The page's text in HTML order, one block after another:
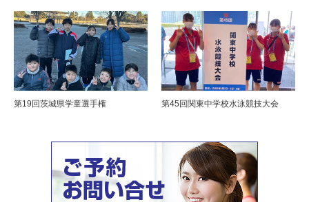
第19回茨城県学童選手権 第45回関東中学校水泳競技大会